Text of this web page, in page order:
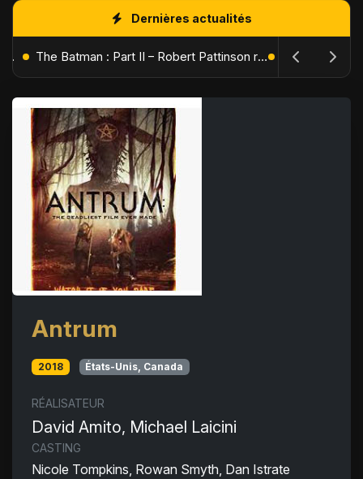
Dernières actualités
L'Âge de Glace : Le Réveil du Volcan – Manny, Sid et Diego de retour pour une aventure explosive The Batman : Part II – Robert Pattinson replonge dans les ténèbres de Gotham dès octobre 2027
Antrum
2018 États-Unis, Canada
RÉALISATEUR
David Amito, Michael Laicini
CASTING
Nicole Tompkins, Rowan Smyth, Dan Istrate